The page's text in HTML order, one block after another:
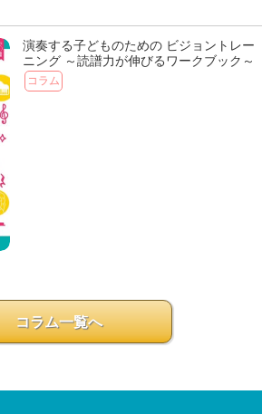
演奏する子どものための ビジョントレー
ニング ～読譜力が伸びるワークブック～
コラム
コラム一覧へ